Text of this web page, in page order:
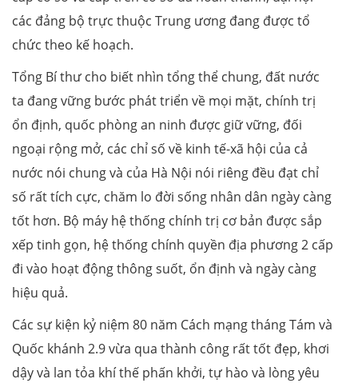
các đảng bộ trực thuộc Trung ương đang được tổ
chức theo kế hoạch.
Tổng Bí thư cho biết nhìn tổng thể chung, đất nước
ta đang vững bước phát triển về mọi mặt, chính trị
ổn định, quốc phòng an ninh được giữ vững, đối
ngoại rộng mở, các chỉ số về kinh tế-xã hội của cả
nước nói chung và của Hà Nội nói riêng đều đạt chỉ
số rất tích cực, chăm lo đời sống nhân dân ngày càng
tốt hơn. Bộ máy hệ thống chính trị cơ bản được sắp
xếp tinh gọn, hệ thống chính quyền địa phương 2 cấp
đi vào hoạt động thông suốt, ổn định và ngày càng
hiệu quả.
Các sự kiện kỷ niệm 80 năm Cách mạng tháng Tám và
Quốc khánh 2.9 vừa qua thành công rất tốt đẹp, khơi
dậy và lan tỏa khí thế phấn khởi, tự hào và lòng yêu